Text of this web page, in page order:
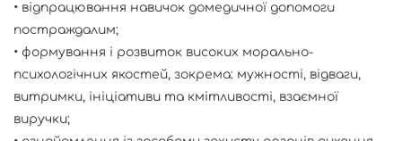
• відпрацювання навичок домедичної допомоги
постраждалим;
• формування і розвиток високих морально-
психологічних якостей, зокрема: мужності, відваги,
витримки, ініціативи та кмітливості, взаємної
виручки;